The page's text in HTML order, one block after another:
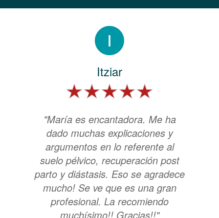
Itziar
"María es encantadora. Me ha
dado muchas explicaciones y
argumentos en lo referente al
suelo pélvico, recuperación post
parto y diástasis. Eso se agradece
mucho! Se ve que es una gran
profesional. La recomiendo
muchísimo!! Gracias!!"